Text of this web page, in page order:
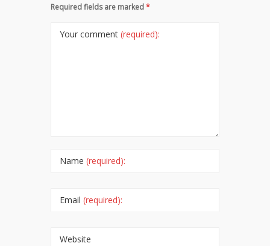
Required fields are marked*
Your comment (required):
Name (required):
Email (required):
Website